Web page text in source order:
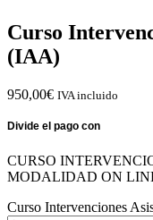
Curso
(IAA)
950,00€ IVA incluido
CURSO
MODALIDAD ON
Curso Intervenciones